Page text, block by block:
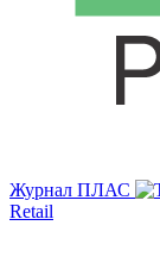
Журнал ПЛАС
Retail